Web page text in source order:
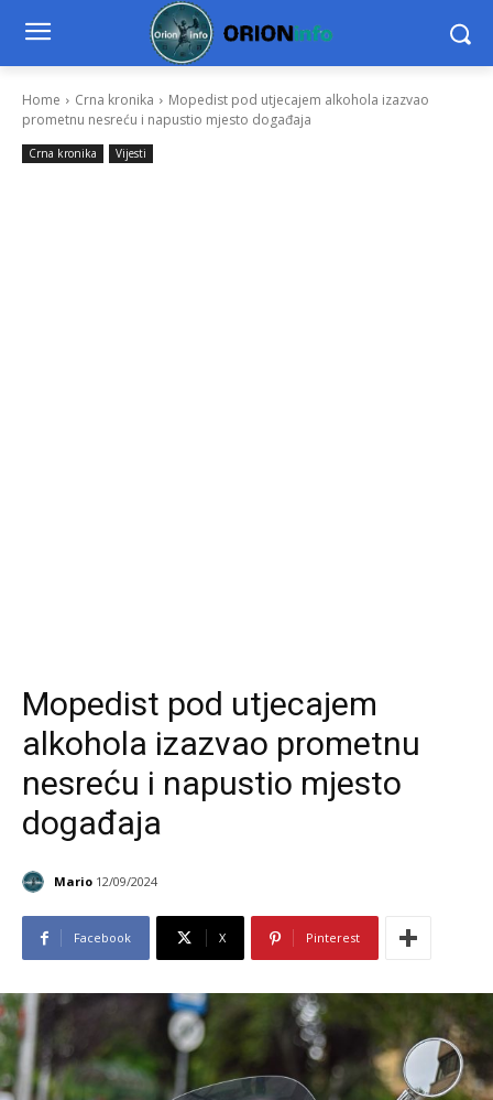
Home Crna kronika
Mopedist pod utjecajem alkohola izazvao
prometnu nesreću i napustio mjesto događaja
Crna kronika Vijesti
Mopedist pod utjecajem
alkohola izazvao prometnu
nesreću i napustio mjesto
događaja
Mario 12/09/2024
Facebook X Pinterest